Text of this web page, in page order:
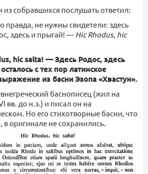
из собравшихся послушать ответил:
правда, не нужны свидетели: здесь
здесь и прыгай! — Hic Rhodus, hic
hic salta! — Здесь Родос, здесь
с тех пор латинское
из басни Эзопа «Хвастун».
баснописец (жил на
вв. до н.э.) и писал он на
Но его стихотворные басни, что
в оригинале не сохранились.